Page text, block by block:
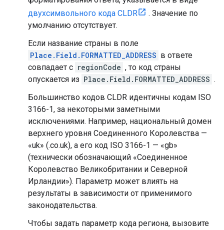
двухсимвольного кода CLDR
. Значение по
умолчанию отсутствует.
Если название страны в поле
Place.Field.FORMATTED_ADDRESS в ответе
совпадает с regionCode , то код страны
опускается из Place.Field.FORMATTED_ADDRESS .
Большинство кодов CLDR идентичны кодам ISO
3166-1, за некоторыми заметными
исключениями. Например, национальный домен
верхнего уровня Соединенного Королевства —
«uk» (.co.uk), а его код ISO 3166-1 — «gb»
(технически обозначающий «Соединенное
Королевство Великобритании и Северной
Ирландии»). Параметр может влиять на
результаты в зависимости от применимого
законодательства.
Чтобы задать параметр кода региона, вызовите